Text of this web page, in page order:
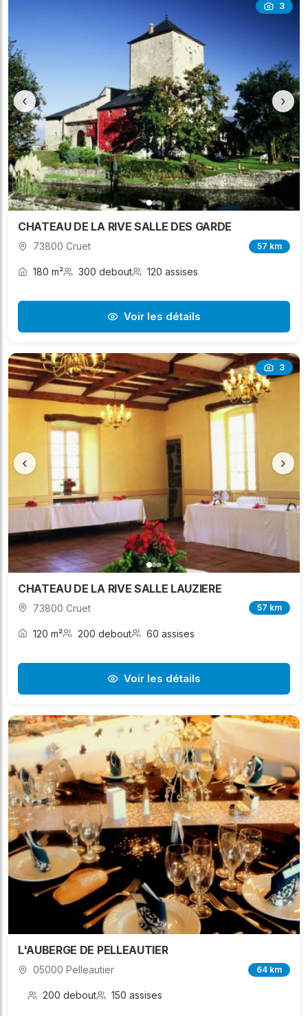
3
‹ ›
CHATEAU DE LA RIVE SALLE DES GARDE
73800 Cruet 57 km
180 m² 300 debout 120 assises
Voir les détails
3
‹ ›
CHATEAU DE LA RIVE SALLE LAUZIERE
73800 Cruet 57 km
120 m² 200 debout 60 assises
Voir les détails
L'AUBERGE DE PELLEAUTIER
05000 Pelleautier 64 km
200 debout 150 assises